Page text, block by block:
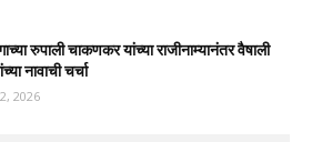
रुपाली चाकणकर यांच्या राजीनाम्यानंतर वैषाली
नावाची चर्चा
2026